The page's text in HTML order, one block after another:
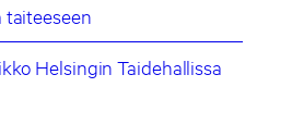
taiteeseen
Helsingin Taidehallissa